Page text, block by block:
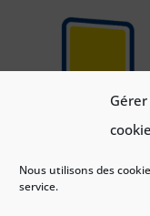
Nous utilisons des
service.